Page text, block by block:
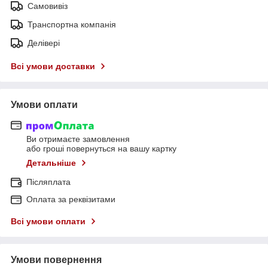
Самовивіз
Транспортна компанія
Делівері
Всі умови доставки
Умови оплати
Ви отримаєте замовлення
або гроші повернуться на вашу картку
Детальніше
Післяплата
Оплата за реквізитами
Всі умови оплати
Умови повернення